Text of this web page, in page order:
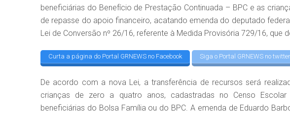
beneficiárias do Benefício de Prestação Continuada – BPC e as
de repasse do apoio financeiro, acatando emenda do deputado
Lei de Conversão nº 26/16, referente à Medida Provisória 729/16, que
Curta a página do Portal GRNEWS no Facebook Siga o Portal GRNEWS no twitter
De acordo com a nova Lei, a transferência de recursos será
crianças de zero a quatro anos, cadastradas no Censo
beneficiárias do Bolsa Família ou do BPC. A emenda de Eduardo